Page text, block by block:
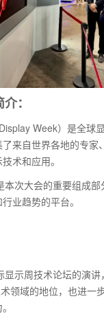
：
Week）是全球
来自世界各地的专家
术和应用。
本次大会的重要组成
业趋势的平台。
显示周技术论坛的演
领域的地位，也进一